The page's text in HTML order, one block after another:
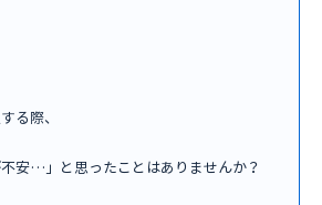
る際、
不安…」と思ったことはありませんか？